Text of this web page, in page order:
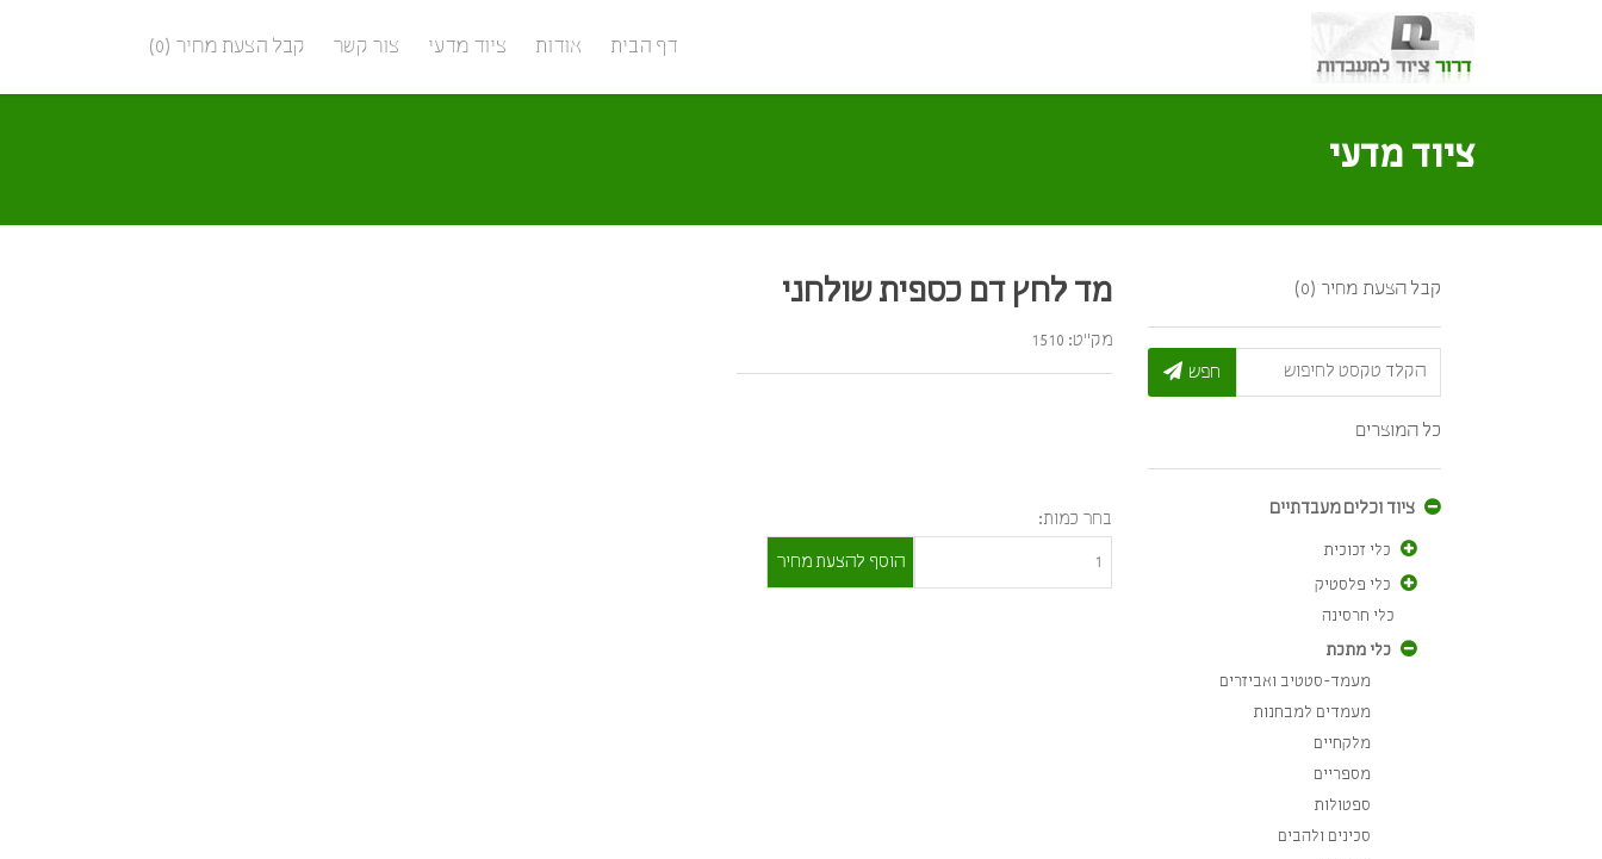
דף הבית אודות ציוד מדעי צור קשר קבל הצעת מחיר (0)
ציוד מדעי
קבל הצעת מחיר (0)
חפש
כל המוצרים
ציוד וכלים מעבדתיים
כלי זכוכית
כלי פלסטיק
כלי חרסינה
כלי מתכת
מעמד-סטטיב ואביזרים
מעמדים למבחנות
מלקחיים
מספריים
ספטולות
סכינים ולהבים
מד לחץ דם כספית שולחני
מק"ט: 1510
בחר כמות: